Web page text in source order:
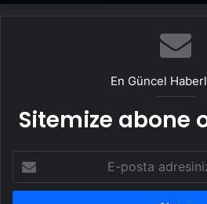
En Güncel
Sitemize abone
posta
adresinizi